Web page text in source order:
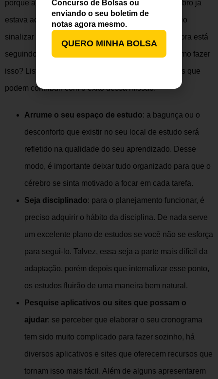
porque antes havia uma outra rotina que o seu cérebro já
estava acostumado, por esse motivo será necessário
sinalizar para ele que as coisas mudaram e que agora está
seguindo uma r . E como fazer
isso? Listamos alguns hábitos e/ou comportamentos que
podem contribuir com o êxito dessa missão.
Arrume o seu espaço de estudo: a bagunça ou o
desconforto que existir no seu local de estudo será
refletido na qualidade do seu aprendizado. Desse
modo, é importante deixar tudo organizado para que o
cérebro se sinta motivado a focar em cada tarefa.
Seja disciplinado: para o planejamento funcionar, é
preciso adquirir o hábito da disciplina. De nada serve
um excelente plano de estudos se você não se esforça
para segui-lo. Talvez, essa seja a parte mais difícil da
adaptação, porém depois que internalizar esse ponto,
os estudos fluirão de uma maneira bem natural.
Pesquise aplicativos ou sites que possam o
ajudar: se perceber que elaborar o seu cronograma
tem sido muito complicado para fazer sozinho, há
diversos aplicativos e sites que oferecem recursos que
tornam isso mais fácil. Além de alguns apresentarem
Concurso de Bolsas ou
enviando o seu boletim de
notas agora mesmo.
QUERO MINHA BOLSA